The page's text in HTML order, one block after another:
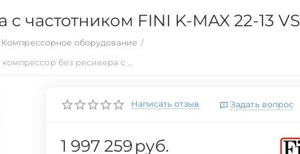
частотником FINI K-MAX 22-13 VS
Компрессорное оборудование /
Винтовой компрессор без ресивера с частотником FINI K-MAX 22-13 VS
Написать отзыв Задать вопрос
1 997 259руб.